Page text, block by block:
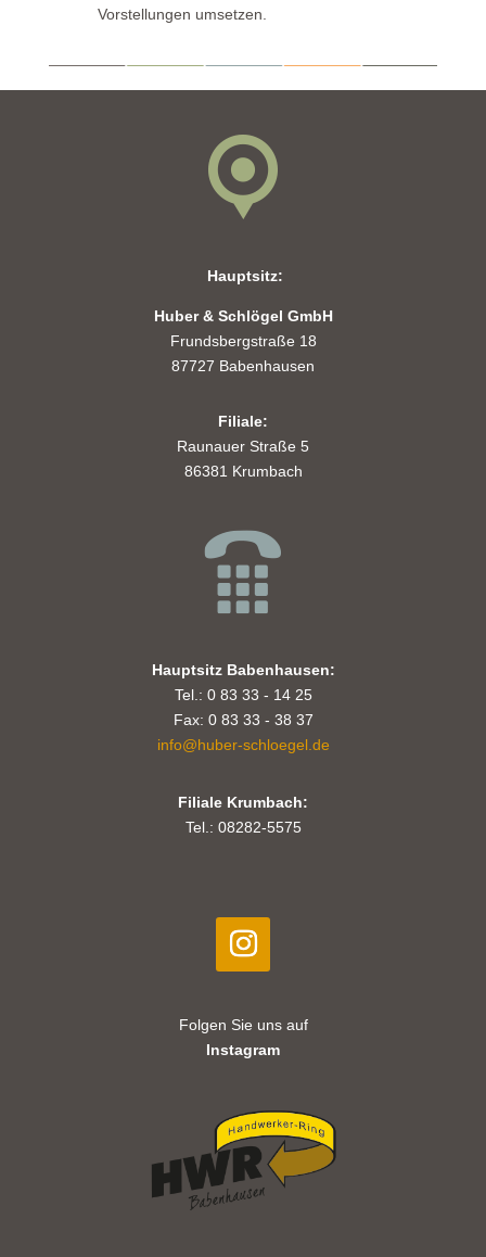
Vorstellungen umsetzen.
Hauptsitz:
Huber & Schlögel GmbH
Frundsbergstraße 18
87727 Babenhausen
Filiale:
Raunauer Straße 5
86381 Krumbach
Hauptsitz Babenhausen:
Tel.: 0 83 33 - 14 25
Fax: 0 83 33 - 38 37
info@huber-schloegel.de
Filiale Krumbach:
Tel.: 08282-5575
Folgen Sie uns auf
Instagram